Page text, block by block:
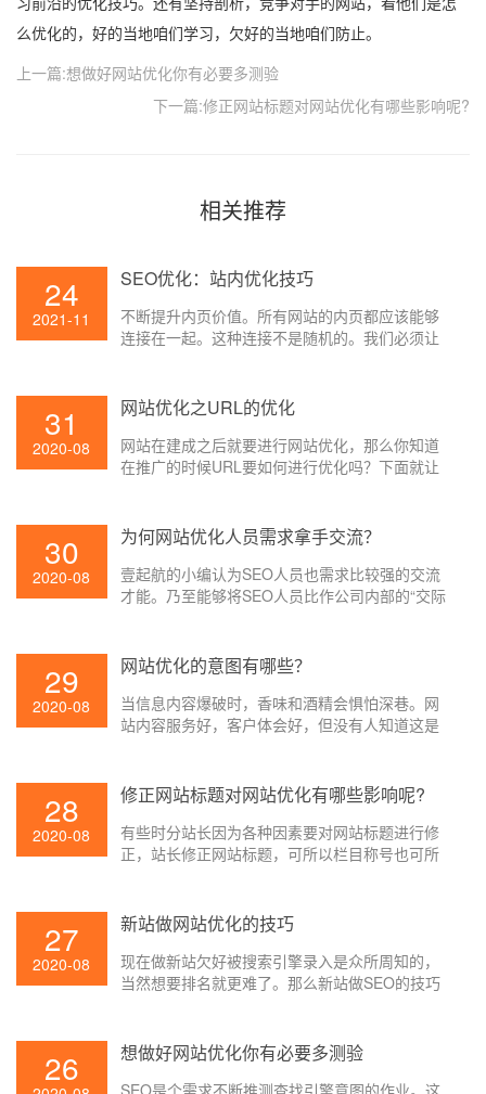
么优化的，好的当地咱们学习，欠好的当地咱们防止。
上一篇:想做好网站优化你有必要多测验
下一篇:修正网站标题对网站优化有哪些影响呢?
相关推荐
24
2021-11
SEO优化：站内优化技巧
不断提升内页价值。所有网站的内页都应该能够
连接在一起。这种连接不是随机的。我们必须让
31
2020-08
网站优化之URL的优化
网站在建成之后就要进行网站优化，那么你知道
在推广的时候URL要如何进行优化吗？下面就让
30
2020-08
为何网站优化人员需求拿手交流？
壹起航的小编认为SEO人员也需求比较强的交流
才能。乃至能够将SEO人员比作公司内部的“交际
行交流。所以SEO人员应该具有比较强的交流才
源也很难争取到, 网站优化作业也就无法顺利开
展。
29
2020-08
网站优化的意图有哪些？
当信息内容爆破时，香味和酒精会惧怕深巷。网
站内容服务好，客户体会好，但没有人知道这是
的网站优化办法。
28
2020-08
修正网站标题对网站优化有哪些影响呢?
有些时分站长因为各种因素要对网站标题进行修
正，站长修正网站标题，可所以栏目称号也可所
对网站SEO有优点，但假如改的欠好的话则反
下面就让壹起航的小编给大家介绍一下吧。
27
2020-08
新站做网站优化的技巧
现在做新站欠好被搜索引擎录入是众所周知的，
当然想要排名就更难了。那么新站做SEO的技巧
好网站优化才是咱们一向寻求的方针，下面就让
26 想做好网站优化你有必要多测验